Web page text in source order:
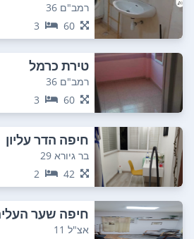
רמב"ם 36
60
3
טירת כרמל
רמב"ם 36
60
3
חיפה הדר עליון
בר גיורא 29
42
2
חיפה שער
אצ"ל 11